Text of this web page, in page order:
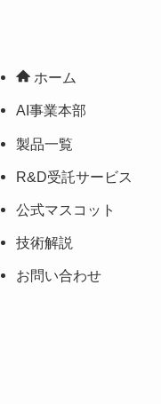
ホーム
AI事業本部
製品一覧
R&D受託サービス
公式マスコット
技術解説
お問い合わせ